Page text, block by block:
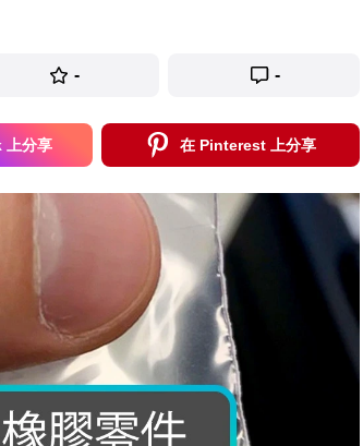
- -
上分享 在 Pinterest 上分享